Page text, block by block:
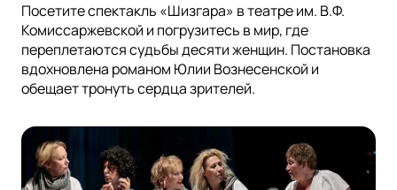
Посетите спектакль «Шизгара» в театре им. В.Ф.
Комиссаржевской и погрузитесь в мир, где
переплетаются судьбы десяти женщин. Постановка
вдохновлена романом Юлии Вознесенской и
обещает тронуть сердца зрителей.